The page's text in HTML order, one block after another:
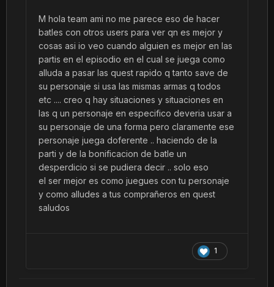
M hola team ami no me parece eso de hacer
batles con otros users para ver qn es mejor y
cosas asi io veo cuando alguien es mejor en las
partis en el episodio en el cual se juega como
alluda a pasar las quest rapido q tanto save de
su personaje si usa las mismas armas q todos
etc .... creo q hay situaciones y situaciones en
las q un personaje en especifico deveria usar a
su personaje de una forma pero claramente ese
personaje juega doferente .. haciendo de la
parti y de la bonificacion de batle un
desperdicio si se pudiera decir .. solo eso
el ser mejor es como juegues con tu personaje
y como alludes a tus comprañeros en quest
saludos
1